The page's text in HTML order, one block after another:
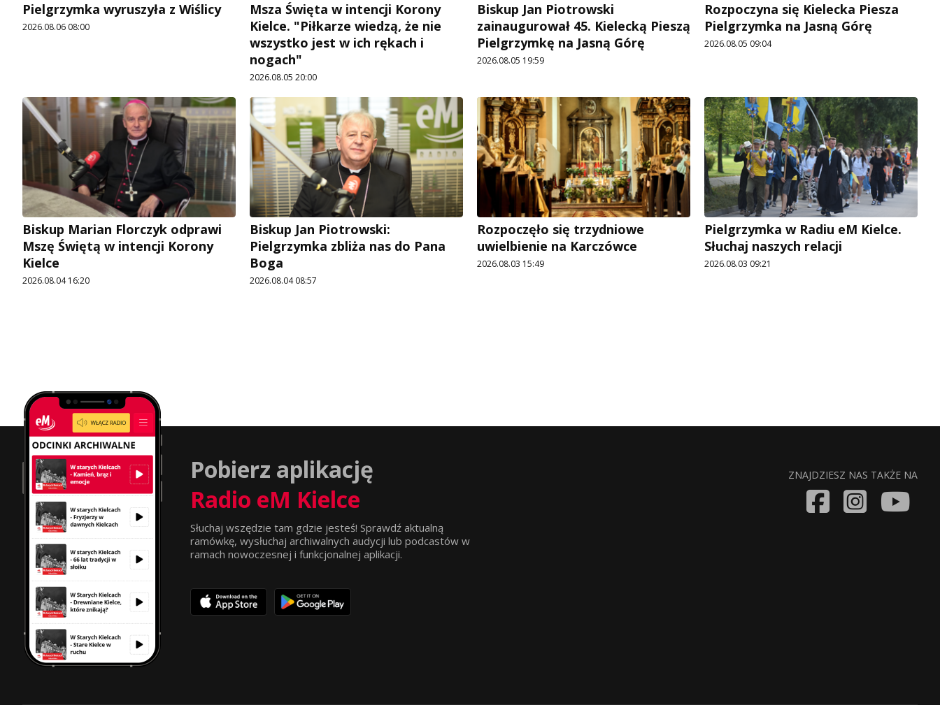
Pielgrzymka wyruszyła z Wiślicy
2026.08.06 08:00
Msza Święta w intencji Korony
Kielce. "Piłkarze wiedzą, że nie
wszystko jest w ich rękach i
nogach"
2026.08.05 20:00
Biskup Jan Piotrowski
zainaugurował 45. Kielecką Pieszą
Pielgrzymkę na Jasną Górę
2026.08.05 19:59
Rozpoczyna się Kielecka Piesza
Pielgrzymka na Jasną Górę
2026.08.05 09:04
Biskup Marian Florczyk odprawi
Mszę Świętą w intencji Korony
Kielce
2026.08.04 16:20
Biskup Jan Piotrowski:
Pielgrzymka zbliża nas do Pana
Boga
2026.08.04 08:57
Rozpoczęło się trzydniowe
uwielbienie na Karczówce
2026.08.03 15:49
Pielgrzymka w Radiu eM Kielce.
Słuchaj naszych relacji
2026.08.03 09:21
Pobierz aplikację
Radio eM Kielce
Słuchaj wszędzie tam gdzie jesteś! Sprawdź aktualną
ramówkę, wysłuchaj archiwalnych audycji lub podcastów w
ramach nowoczesnej i funkcjonalnej aplikacji.
ZNAJDZIESZ NAS TAKŻE NA